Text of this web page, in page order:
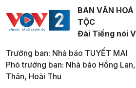
BAN VĂN HOÁ
TỘC
Đài Tiếng nói
Trưởng ban: Nhà báo TUYẾT MAI
Phó trưởng ban: Nhà báo Hồng
Thân, Hoài Thu